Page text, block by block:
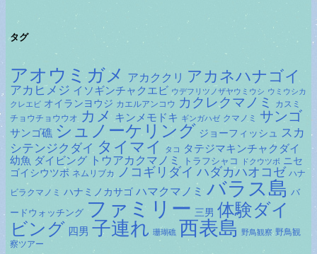
タグ
アオウミガメ アカククリ アカネハナゴイ
アカヒメジ イソギンチャクエビ ウデフリツノザヤウミウシ ウミウシカ
クレエビ オイランヨウジ カエルアンコウ カクレクマノミ
カスミ
チョウチョウウオ カメ キンメモドキ ギンガハゼ クマノミ サンゴ
サンゴ礁 シュノーケリング ジョーフィッシュ
スカ
シテンジクダイ タイマイ タコ
タテジマキンチャクダイ
幼魚 ダイビング トウアカクマノミ トラフシャコ ドクウツボ
ニセ
ゴイシウツボ ネムリブカ ノコギリダイ ハダカハオコゼ ハナ
ビラクマノミ ハナミノカサゴ ハマクマノミ バラス島 バ
ードウォッチング ファミリー 三男 体験ダイ
ビング 四男 子連れ 珊瑚礁 西表島 野鳥観察 野鳥観
察ツアー